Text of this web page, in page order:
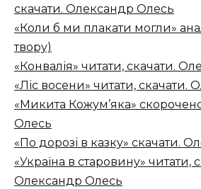
скачати. Олександр Олесь
«Коли б ми плакати могли»
твору)
«Конвалія» читати, скачати.
«Ліс восени» читати, скачати.
«Микита Кожум’яка»
Олесь
«По дорозі в казку» скачати.
«Україна в старовину» читати,
Олександр Олесь